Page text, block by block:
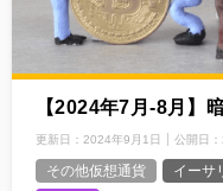
【2024年7月‐8月】
更新日： 2024年9月1日 公開日：
その他仮想通貨 イーサ